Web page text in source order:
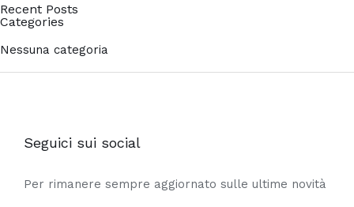
Recent Posts
Categories
Nessuna categoria
Seguici sui social
Per rimanere sempre aggiornato sulle ultime novità